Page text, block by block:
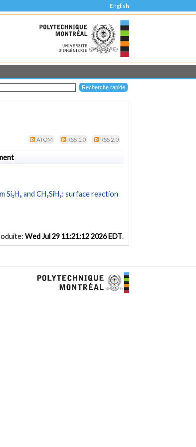
English
ATOM RSS 1.0 RSS 2.0
Si₂H₆ and CH₃SiH₃: surface reaction
Wed Jul 29 11:21:12 2026 EDT.